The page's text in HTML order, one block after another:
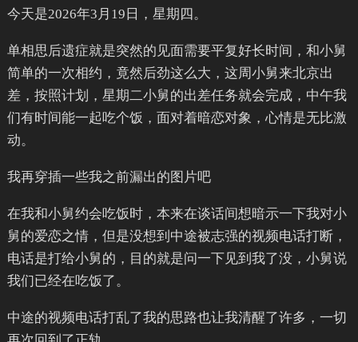
今天是2026年3月19日，星期四。
单相思后遗症就是突然的见面需要平复好长时间，和小舅
简单的一次相约，竟然后劲这么大，这周小舅来北京出
差，按照计划，星期二小舅的出差任务就会完成，中午我
们有时间能一起吃个饭，面对着暗恋对象，心情是无比激
动。
我再穿插一些我之前漏出的图片吧
在我和小舅约会吃饭时，本来在谈话间想暗示一下我对小
舅的爱恋之情，但是没想到中途被志强的视频电话打断，
电话是打给小舅的，目的就是问一下见到我了没，小舅说
我们已经在吃饭了。
中途的视频电话打乱了我的思路也让我清醒了许多，一切